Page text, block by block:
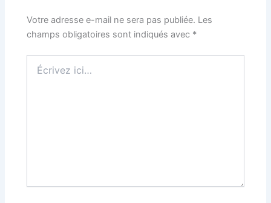
Votre adresse e-mail ne sera pas publiée. Les
champs obligatoires sont indiqués avec *
ici…